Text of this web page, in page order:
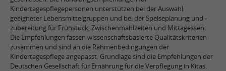
Kindertagespflegepersonen unterstützen bei der Auswahl
geeigneter Lebensmittelgruppen und bei der Speiseplanung und -
zubereitung für Frühstück, Zwischenmahlzeiten und Mittagessen.
Die Empfehlungen fassen wissenschaftsbasierte Qualitätskriterien
zusammen und sind an die Rahmenbedingungen der
Kindertagespflege angepasst. Grundlage sind die Empfehlungen der
Deutschen Gesellschaft für Ernährung für die Verpflegung in Kitas.